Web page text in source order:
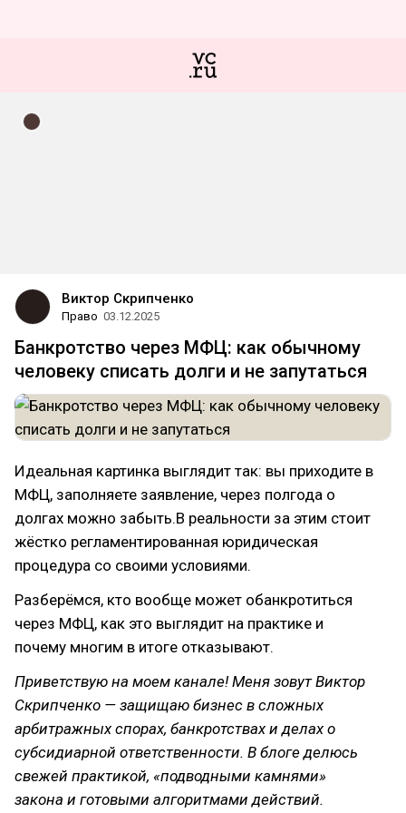
Виктор Скрипченко
Право 03.12.2025
Банкротство через МФЦ: как обычному
человеку списать долги и не запутаться
Идеальная картинка выглядит так: вы приходите в
МФЦ, заполняете заявление, через полгода о
долгах можно забыть.В реальности за этим стоит
жёстко регламентированная юридическая
процедура со своими условиями.
Разберёмся, кто вообще может обанкротиться
через МФЦ, как это выглядит на практике и
почему многим в итоге отказывают.
Приветствую на моем канале! Меня зовут Виктор
Скрипченко — защищаю бизнес в сложных
арбитражных спорах, банкротствах и делах о
субсидиарной ответственности. В блоге делюсь
свежей практикой, «подводными камнями»
закона и готовыми алгоритмами действий.